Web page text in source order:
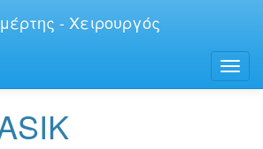
- Χειρουργός